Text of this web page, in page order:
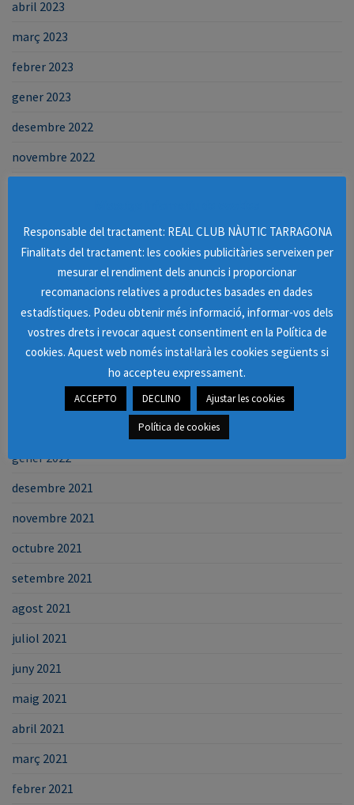
abril 2023
març 2023
febrer 2023
gener 2023
desembre 2022
novembre 2022
agost 2022
juliol 2022
juny 2022
maig 2022
gener 2022
desembre 2021
novembre 2021
octubre 2021
setembre 2021
agost 2021
juliol 2021
juny 2021
maig 2021
abril 2021
març 2021
febrer 2021
Responsable del tractament: REAL CLUB NÀUTIC TARRAGONA
Finalitats del tractament: les cookies publicitàries serveixen per
mesurar el rendiment dels anuncis i proporcionar
recomanacions relatives a productes basades en dades
estadístiques. Podeu obtenir més informació, informar-vos dels
vostres drets i revocar aquest consentiment en la Política de
cookies. Aquest web només instal·larà les cookies següents si
ho accepteu expressament.
ACCEPTO DECLINO Ajustar les cookies
Política de cookies